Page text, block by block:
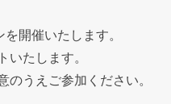
開催いたします。
たします。
うえご参加ください。